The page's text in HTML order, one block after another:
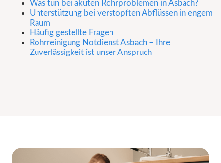
Was tun bei akuten Rohrproblemen in Asbach?
Unterstützung bei verstopften Abflüssen in engem
Raum
Häufig gestellte Fragen
Rohrreinigung Notdienst Asbach – Ihre
Zuverlässigkeit ist unser Anspruch